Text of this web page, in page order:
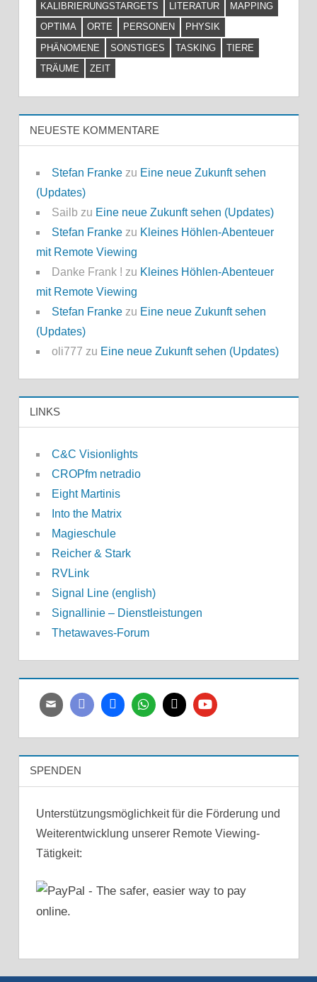
KALIBRIERUNGSTARGETS
LITERATUR
MAPPING
OPTIMA
ORTE PERSONEN
PHYSIK
PHÄNOMENE
SONSTIGES TASKING
TIERE
TRÄUME
ZEIT
NEUESTE KOMMENTARE
Stefan Frankezu Eine neue Zukunft sehen
(Updates)
Sailb zu Eine neue Zukunft sehen (Updates)
Stefan Frankezu Kleines Höhlen-Abenteuer
mit Remote Viewing
Danke Frank ! zu Kleines Höhlen-Abenteuer
mit Remote Viewing
Stefan Frankezu Eine neue Zukunft sehen
(Updates)
oli777 zu Eine neue Zukunft sehen (Updates)
LINKS
C&C Visionlights
CROPfm netradio
Eight Martinis
Into the Matrix
Magieschule
Reicher & Stark
RVLink
Signal Line (english)
Signallinie – Dienstleistungen
Thetawaves-Forum
SPENDEN
Unterstützungsmöglichkeit für die Förderung und
Weiterentwicklung unserer Remote Viewing-
Tätigkeit: